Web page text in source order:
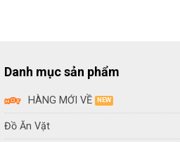
Danh mục sản phẩm
HÀNG MỚI VỀ
Đồ Ăn Vặt